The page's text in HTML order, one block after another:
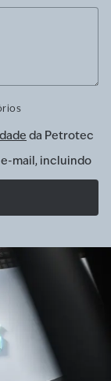
da Petrotec
mail, incluindo